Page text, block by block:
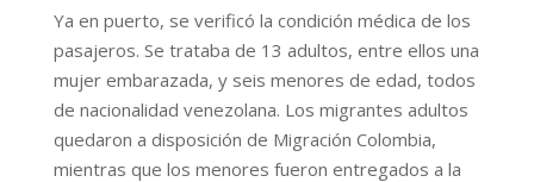
Ya en puerto, se verificó la condición médica de los
pasajeros. Se trataba de 13 adultos, entre ellos una
mujer embarazada, y seis menores de edad, todos
de nacionalidad venezolana. Los migrantes adultos
quedaron a disposición de Migración Colombia,
mientras que los menores fueron entregados a la